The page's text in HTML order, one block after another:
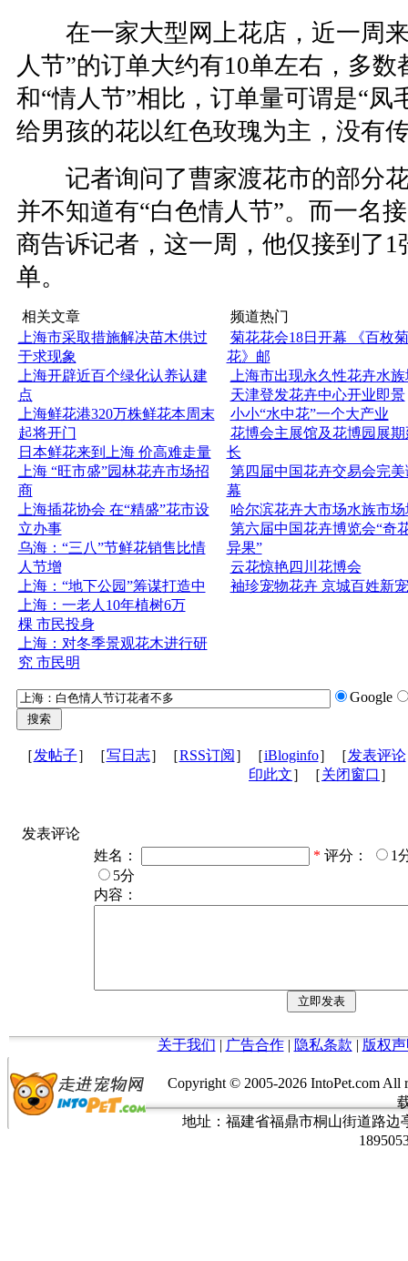
在一家大型网上花店，近一周来
人节”的订单大约有10单左右，多
和“情人节”相比，订单量可谓是“凤
给男孩的花以红色玫瑰为主，没有
记者询问了曹家渡花市的部分花
并不知道有“白色情人节”。而一名
商告诉记者，这一周，他仅接到了1
单。
相关文章
上海市采取措施解决苗木供过
于求现象
上海开辟近百个绿化认养认建
点
上海鲜花港320万株鲜花本周末
起将开门
日本鲜花来到上海 价高难走量
上海 “旺市盛”园林花卉市场招
商
上海插花协会 在“精盛”花市设
立办事
乌海：“三八”节鲜花销售比情
人节增
上海：“地下公园”筹谋打造中
上海：一老人10年植树6万
棵 市民投身
上海：对冬季景观花木进行研
究 市民明
频道热门
菊花花会18日开幕 《百枚菊
花》邮
上海市出现永久性花卉水族
天津登发花卉中心开业即景
小小“水中花”一个大产业
花博会主展馆及花博园展期
长
第四届中国花卉交易会完美
幕
哈尔滨花卉大市场水族市场
第六届中国花卉博览会“奇
异果”
云花惊艳四川花博会
袖珍宠物花卉 京城百姓新宠
Google
［发帖子］［写日志］［RSS订阅 ］［iBloginfo］［发表评论
印此文］［关闭窗口 ］
发表评论
姓名：
* 评分：
1
5分
内容：
关于我们 | 广告合作| 隐私条款 | 版权
Copyright © 2005-2026 IntoPet.com
地址：福建省福鼎市桐山街道路边